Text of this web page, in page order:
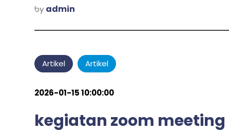
by admin
Artikel Artikel
2026-01-15 10:00:00
kegiatan zoom